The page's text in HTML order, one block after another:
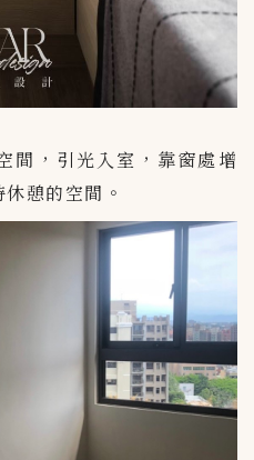
間，引光入室，靠窗處增
憩的空間。